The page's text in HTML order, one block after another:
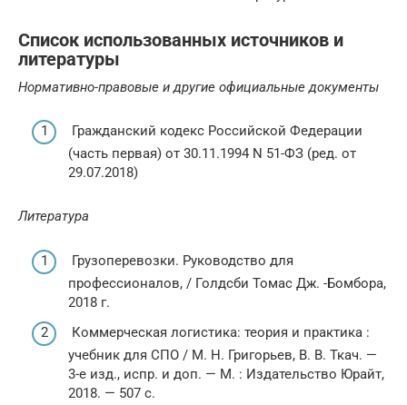
Список использованных источников и
литературы
Нормативно-правовые и другие официальные документы
Гражданский кодекс Российской Федерации
(часть первая) от 30.11.1994 N 51-ФЗ (ред. от
29.07.2018)
Литература
Грузоперевозки. Руководство для
профессионалов, / Голдсби Томас Дж. -Бомбора,
2018 г.
Коммерческая логистика: теория и практика :
учебник для СПО / М. Н. Григорьев, В. В. Ткач. —
3-е изд., испр. и доп. — М. : Издательство Юрайт,
2018. — 507 с.